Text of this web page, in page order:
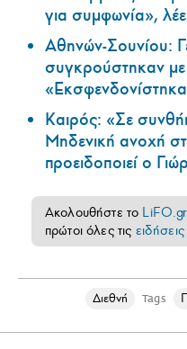
για συμφωνία»,
Αθηνών-Σουνίου:
συγκρούστηκαν
Καιρός: «Σε
Μηδενική ανοχή
προειδοποιεί ο
Ακολουθήστε το LiFO.gr
πρώτοι όλες τις ειδήσεις
Διεθνή Tags